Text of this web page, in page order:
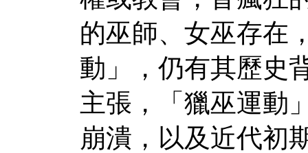
的巫師、女巫存在
動」，仍有其歷史
主張，「獵巫運動
崩潰，以及近代初